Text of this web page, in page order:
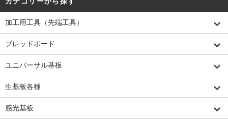
加工用工具（先端工具）
ブレッドボード
ユニバーサル基板
生基板各種
感光基板